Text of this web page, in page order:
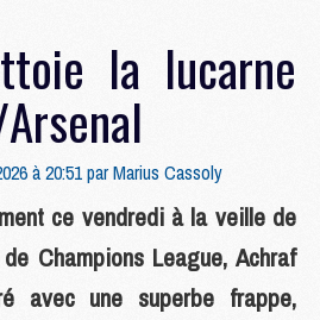
la lucarne
à 20:51 parMarius Cassoly
ce vendredi à la veille de
Champions League, Achraf
avec une superbe frappe,